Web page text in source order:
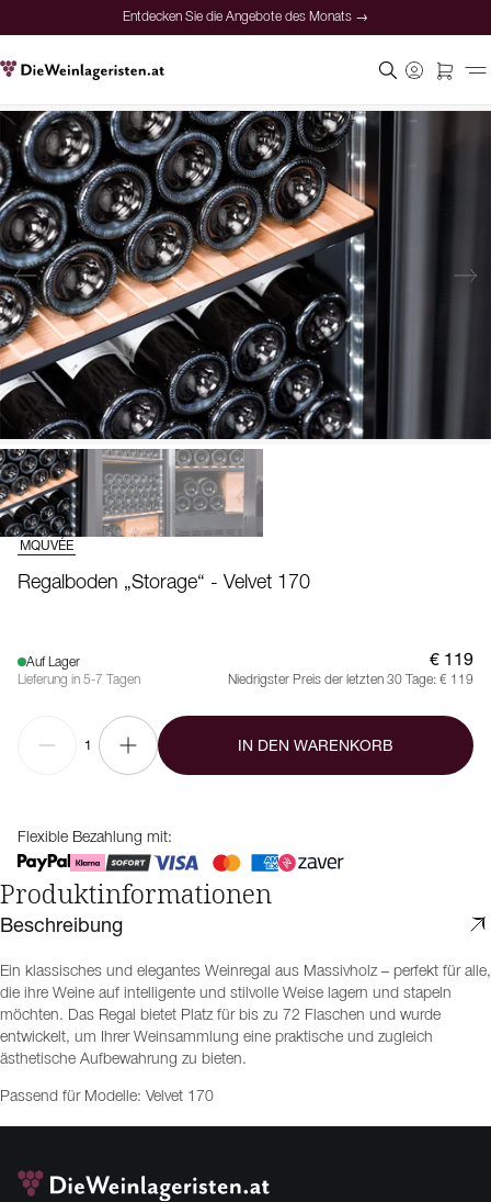
Entdecken Sie die Angebote des Monats →
MQUVÉE
Regalboden „Storage“ - Velvet 170
Auf Lager
Lieferung in 5-7 Tagen
€ 119
Niedrigster Preis der letzten 30 Tage: € 119
1 IN DEN WARENKORB
Flexible Bezahlung mit:
Produktinformationen
Beschreibung
Ein klassisches und elegantes Weinregal aus Massivholz – perfekt für alle,
die ihre Weine auf intelligente und stilvolle Weise lagern und stapeln
möchten. Das Regal bietet Platz für bis zu 72 Flaschen und wurde
entwickelt, um Ihrer Weinsammlung eine praktische und zugleich
ästhetische Aufbewahrung zu bieten.
Passend für Modelle: Velvet 170